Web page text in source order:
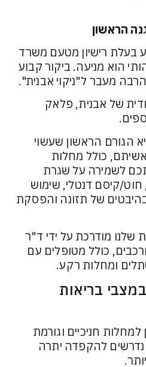
הראשון
בעלת רישיון מטעם משרד
הוא מניעה. ביקור קבוע
מעבר ל"ניקוי אבנית".
של אבנית, פלאק
הגורם הראשון שעשוי
כולל מחלות
לשמירה על שגרת
חוט/קיסם דנטלי, שימוש
בהיבטים של תזונה והפסקת
שלנו מודרכת על ידי ד"ר
כולל מטופלים עם
ומחלות רקע.
בריאות
חניכיים וגורמת
נדרשים להקפדה יתרה